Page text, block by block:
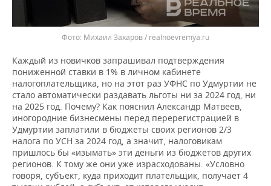
Михаил Захаров / realnoevremya.ru
Каждый из новичков запрашивал подтверждения
пониженной ставки в 1% в личном кабинете
налогоплательщика, но на этот раз УФНС по Удмуртии не
стало автоматически раздавать льготы ни за 2024 год, ни
на 2025 год. Почему? Как пояснил Александр Матвеев,
иногородние бизнесмены перед перерегистрацией в
Удмуртии заплатили в бюджеты своих регионов 2/3
налога по УСН за 2024 год, а значит, налоговикам
пришлось бы «изымать» эти деньги из бюджетов других
регионов. К тому же они уже израсходованы. «Условно
говоря, субъект, куда приходит плательщик, получает 4